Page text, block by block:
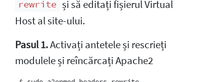
rewrite și să editați fișierul Virtual
Host al site-ului.
Pasul 1.Activați antetele și rescrieți
modulele și reîncărcați Apache2